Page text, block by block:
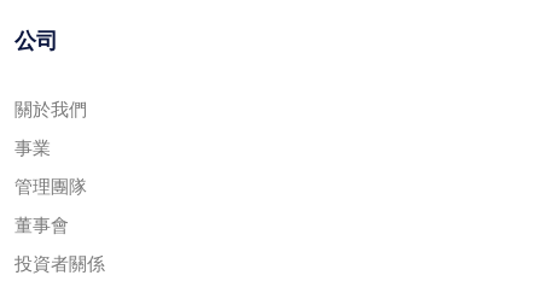
公司
關於我們
事業
管理團隊
董事會
投資者關係